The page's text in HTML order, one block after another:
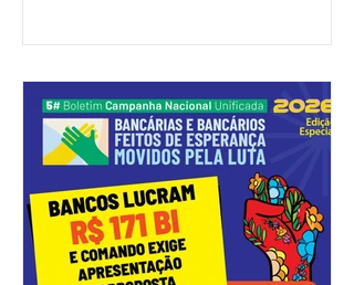
frustrando a expectativa de evolução
nas negociações da Campanha salarial
2026. Durante o encontro, o movimento
sindical voltou a defender a val